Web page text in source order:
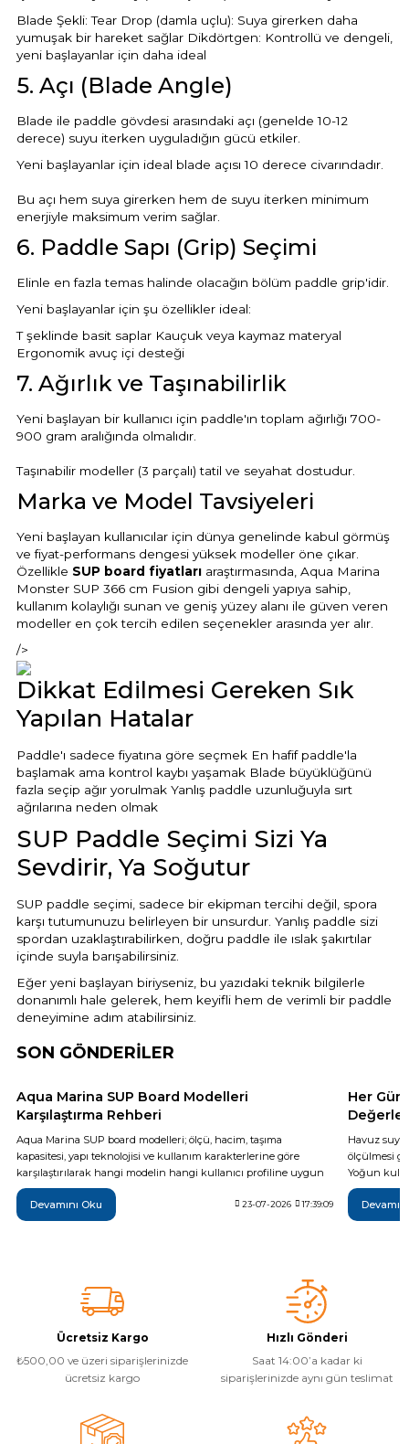
Yangın Pompası
Blade Şekli: Tear Drop (damla uçlu): Suya girerken daha
yumuşak bir hareket sağlar Dikdörtgen: Kontrollü ve dengeli,
yeni başlayanlar için daha ideal
5. Açı (Blade Angle)
Blade ile paddle gövdesi arasındaki açı (genelde 10-12
derece) suyu iterken uyguladığın gücü etkiler.
Yeni başlayanlar için ideal blade açısı 10 derece civarındadır.
Bu açı hem suya girerken hem de suyu iterken minimum
enerjiyle maksimum verim sağlar.
6. Paddle Sapı (Grip) Seçimi
Elinle en fazla temas halinde olacağın bölüm paddle grip'idir.
Yeni başlayanlar için şu özellikler ideal:
T şeklinde basit saplar Kauçuk veya kaymaz materyal
Ergonomik avuç içi desteği
7. Ağırlık ve Taşınabilirlik
Yeni başlayan bir kullanıcı için paddle'ın toplam ağırlığı 700-
900 gram aralığında olmalıdır.
Taşınabilir modeller (3 parçalı) tatil ve seyahat dostudur.
Marka ve Model Tavsiyeleri
Yeni başlayan kullanıcılar için dünya genelinde kabul görmüş
ve fiyat-performans dengesi yüksek modeller öne çıkar.
Özellikle SUP board fiyatları araştırmasında, Aqua Marina
Monster SUP 366 cm Fusion gibi dengeli yapıya sahip,
kullanım kolaylığı sunan ve geniş yüzey alanı ile güven veren
modeller en çok tercih edilen seçenekler arasında yer alır.
/>
Dikkat Edilmesi Gereken Sık
Yapılan Hatalar
Paddle'ı sadece fiyatına göre seçmek En hafif paddle'la
başlamak ama kontrol kaybı yaşamak Blade büyüklüğünü
fazla seçip ağır yorulmak Yanlış paddle uzunluğuyla sırt
ağrılarına neden olmak
SUP Paddle Seçimi Sizi Ya
Sevdirir, Ya Soğutur
SUP paddle seçimi, sadece bir ekipman tercihi değil, spora
karşı tutumunuzu belirleyen bir unsurdur. Yanlış paddle sizi
spordan uzaklaştırabilirken, doğru paddle ile ıslak şakırtılar
içinde suyla barışabilirsiniz.
Eğer yeni başlayan biriyseniz, bu yazıdaki teknik bilgilerle
donanımlı hale gelerek, hem keyifli hem de verimli bir paddle
deneyimine adım atabilirsiniz.
SON GÖNDERİLER
Aqua Marina SUP Board Modelleri
Karşılaştırma Rehberi
Aqua Marina SUP board modelleri; ölçü, hacim, taşıma
kapasitesi, yapı teknolojisi ve kullanım karakterlerine göre
karşılaştırılarak hangi modelin hangi kullanıcı profiline uygun
olduğu teknik verilerle açıklanıyor. Breeze, Vapor, Fusion,
Monster, Hyper, Coral, Nexus ve Flare modelleri arasındaki temel
farkları inceleyerek ihtiyaçlarınıza en uygun şişme SUP board'u
Devamını Oku 23-07-2026 17:39:09
Her
Havuz
ölçülmesi
Yoğun
da günlük
yöntemi,
sonrası
Ücretsiz Kargo
₺500,00 ve üzeri siparişlerinizde
ücretsiz kargo
Hızlı Gönderi
Saat 14:00’a kadar ki
siparişlerinizde aynı gün teslimat